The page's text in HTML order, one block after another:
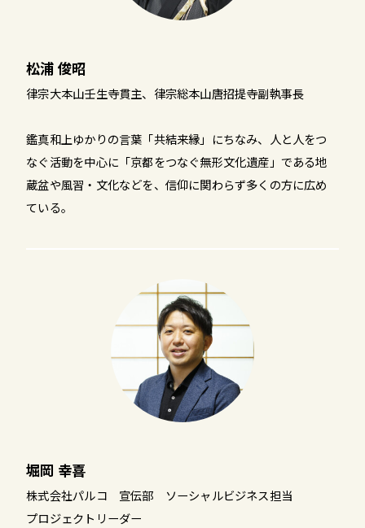
松浦 俊昭
律宗大本山壬生寺貫主、律宗総本山唐招提寺副執事長
鑑真和上ゆかりの言葉「共結来縁」にちなみ、人と人をつ
なぐ活動を中心に「京都をつなぐ無形文化遺産」である地
蔵盆や風習・文化などを、信仰に関わらず多くの方に広め
ている。
堀岡 幸喜
株式会社パルコ 宣伝部 ソーシャルビジネス担当
プロジェクトリーダー